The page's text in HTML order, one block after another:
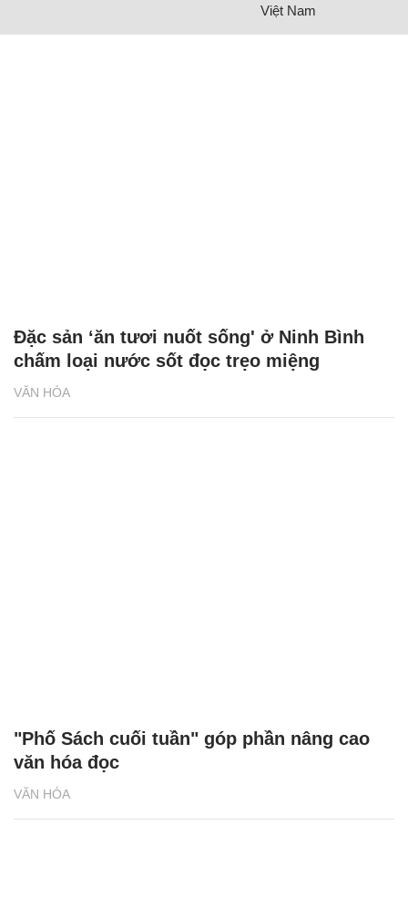
Việt Nam
VĂN HÓA
Đặc sản ‘ăn tươi nuốt sống' ở Ninh Bình
chấm loại nước sốt đọc trẹo miệng
VĂN HÓA
"Phố Sách cuối tuần" góp phần nâng cao
văn hóa đọc